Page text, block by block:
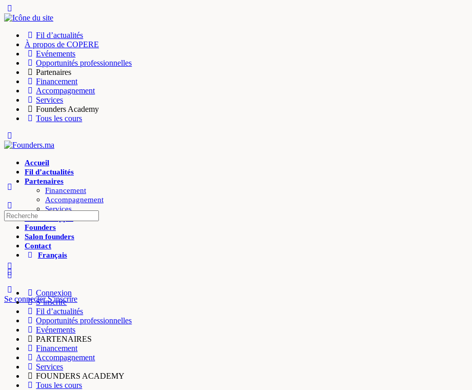
Fil d’actualités
À propos de COPERE
Evénements
Opportunités professionnelles
Partenaires
Financement
Accompagnement
Services
Founders Academy
Tous les cours
Accueil
Fil d’actualités
Partenaires
Financement
Accompagnement
Services
Offres d’appui
Founders
Salon founders
Contact
Français
Se connecterS'inscrire
Connexion
S’inscrire
Fil d’actualités
Opportunités professionnelles
Evénements
PARTENAIRES
Financement
Accompagnement
Services
FOUNDERS ACADEMY
Tous les cours